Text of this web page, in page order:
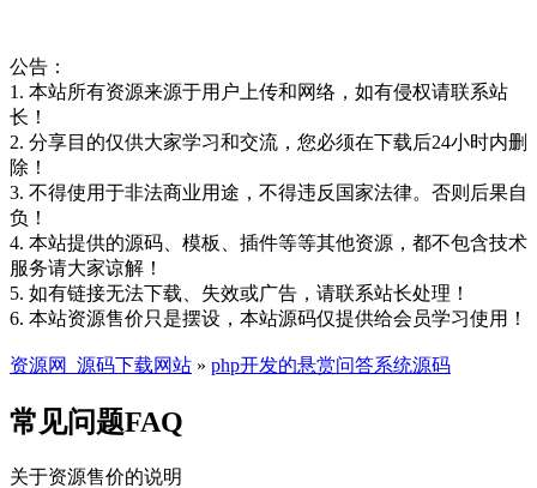
公告：
1. 本站所有资源来源于用户上传和网络，如有侵权请联系站
长！
2. 分享目的仅供大家学习和交流，您必须在下载后24小时内删
除！
3. 不得使用于非法商业用途，不得违反国家法律。否则后果自
负！
4. 本站提供的源码、模板、插件等等其他资源，都不包含技术
服务请大家谅解！
5. 如有链接无法下载、失效或广告，请联系站长处理！
6. 本站资源售价只是摆设，本站源码仅提供给会员学习使用！
资源网_源码下载网站 » php开发的悬赏问答系统源码
常见问题FAQ
关于资源售价的说明